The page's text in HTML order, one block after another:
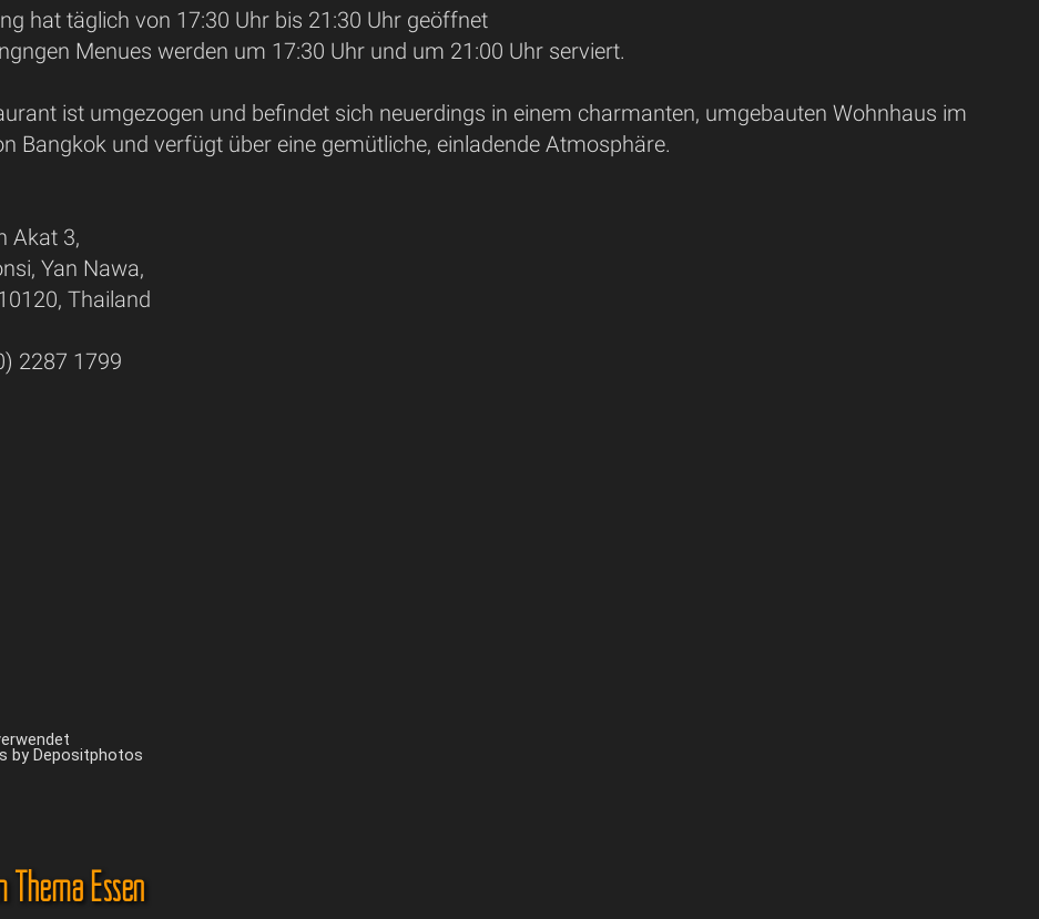
hat täglich von 17:30 Uhr bis 21:30 Uhr geöffnet
Menues werden um 17:30 Uhr und um 21:00 Uhr serviert.
ist umgezogen und befindet sich neuerdings in einem charmanten, umgebauten Wohnhaus im
Bangkok und verfügt über eine gemütliche, einladende Atmosphäre.
Akat 3,
Yan Nawa,
Thailand
2287 1799
by Depositphotos
Essen